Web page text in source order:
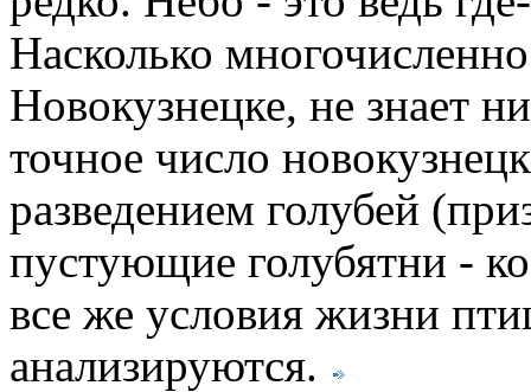
Насколько
Новокузнецке, не знает
точное число
разведением голубей
пустующие голубятни -
все же условия жизни
анализируются.